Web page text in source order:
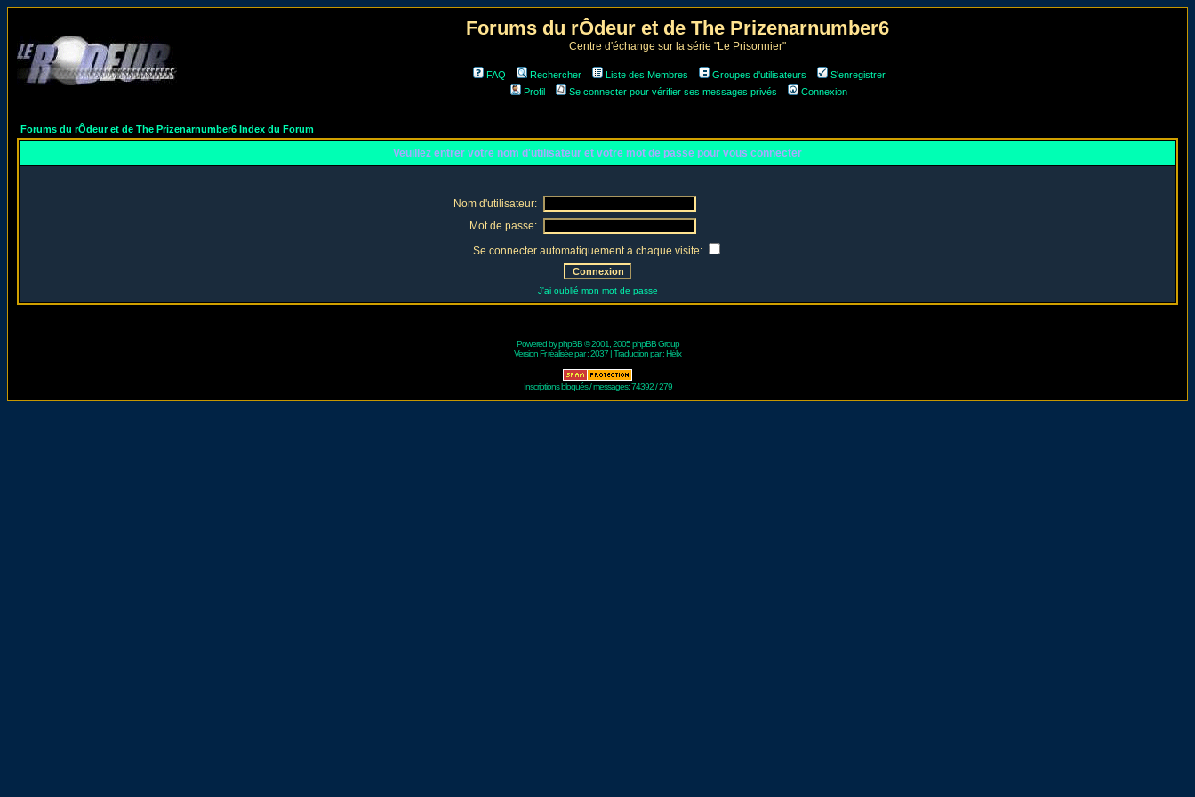
Forums du rÔdeur et de The Prizenarnumber6
Centre d'échange sur la série "Le Prisonnier"
FAQ Rechercher Liste des Membres Groupes d'utilisateurs
S'enregistrer
Profil
Se connecter pour vérifier ses messages privés Connexion
Forums du rÔdeur et de The Prizenarnumber6 Index du Forum
Veuillez entrer votre nom d'utilisateur et votre mot de passe pour vous connecter
Nom d'utilisateur:
Mot de passe:
Se connecter automatiquement à chaque visite:
J'ai oublié mon mot de passe
Powered byphpBB© 2001, 2005 phpBB Group
Version Fr réalisée par :2037 | Traduction par :Hélix
Inscriptions bloqués / messages: 74392 / 279